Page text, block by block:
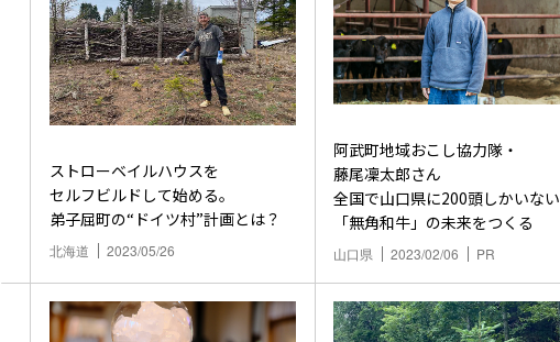
ストローベイルハウスを
セルフビルドして始める。
弟子屈町の“ドイツ村”計画とは？
北海道 2023/05/26
阿武町地域おこし協力隊・
藤尾凜太郎さん
全国で山口県に200頭しかいない
「無角和牛」の未来をつくる
山口県 2023/02/06 PR